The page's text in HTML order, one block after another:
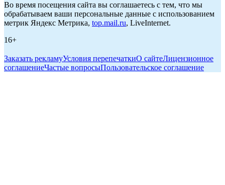
Во время посещения сайта вы соглашаетесь с тем, что мы
обрабатываем ваши персональные данные с использованием
метрик Яндекс Метрика, top.mail.ru, LiveInternet.
16+
Заказать рекламуУсловия перепечаткиО сайтеЛицензионное
соглашениеЧастые вопросыПользовательское соглашение